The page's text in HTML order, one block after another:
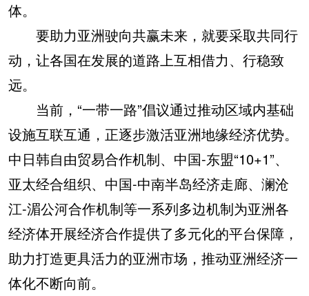
体。
要助力亚洲驶向共赢未来，就要采取共同行
动，让各国在发展的道路上互相借力、行稳致
远。
当前，“一带一路”倡议通过推动区域内基础
设施互联互通，正逐步激活亚洲地缘经济优势。
中日韩自由贸易合作机制、中国-东盟“10+1”、
亚太经合组织、中国-中南半岛经济走廊、澜沧
江-湄公河合作机制等一系列多边机制为亚洲各
经济体开展经济合作提供了多元化的平台保障，
助力打造更具活力的亚洲市场，推动亚洲经济一
体化不断向前。